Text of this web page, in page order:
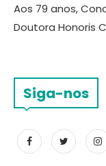
Aos 79 anos,
Doutora Honoris
Siga-nos